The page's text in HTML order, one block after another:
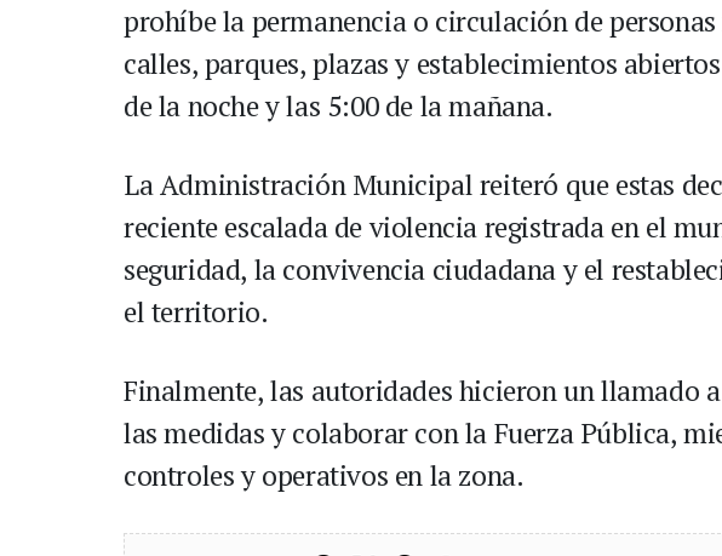
prohíbe la permanencia o circulación de personas
calles, parques, plazas y establecimientos
de la noche y las 5:00 de la mañana.
La Administración Municipal reiteró que estas
reciente escalada de violencia registrada en el
seguridad, la convivencia ciudadana y el
el territorio.
Finalmente, las autoridades hicieron un llamado
las medidas y colaborar con la Fuerza Pública,
controles y operativos en la zona.